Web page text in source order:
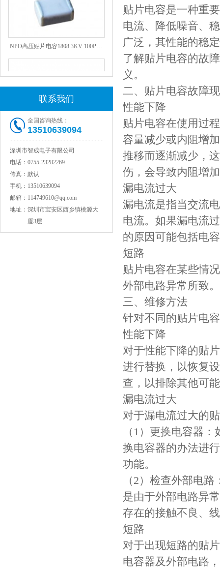
NPO高压贴片电容1808 3KV 100PF J
联系我们
全国咨询热线：
13510639094
深圳市智成电子有限公司
电话： 0755-23282269
传真： 默认
手机： 13510639094
邮箱： 114749610@qq.com
地址： 深圳市宝安区西乡镇桃源大
厦3层
贴片电容是一种重
电流、降低噪音、
广泛，其性能的稳
了解贴片电容的故
义。
二、贴片电容故障
性能下降
贴片电容在使用过
容量减少或内阻增
推移而逐渐减少，
伤，会导致内阻增
漏电流过大
漏电流是指当交流
电流。如果漏电流
的原因可能包括电
短路
贴片电容在某些情
外部电路异常所致
三、维修方法
针对不同的贴片电
性能下降
对于性能下降的贴
进行替换，以恢复
查，以排除其他可
漏电流过大
对于漏电流过大的
（1）更换电容器
换电容器的办法进
功能。
（2）检查外部电
是由于外部电路异
存在的接触不良、
短路
对于出现短路的贴
电容器及外部电路